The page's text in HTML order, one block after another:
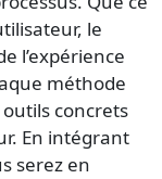
le
l’expérience
méthode
concrets
En intégrant
serez en